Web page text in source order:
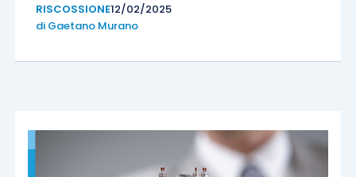
RISCOSSIONE12/02/2025
di Gaetano Murano